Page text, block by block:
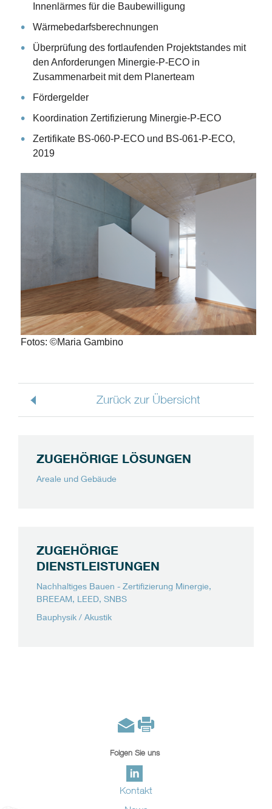
Innenlärmes für die Baubewilligung
Wärmebedarfsberechnungen
Überprüfung des fortlaufenden Projektstandes mit
den Anforderungen Minergie-P-ECO in
Zusammenarbeit mit dem Planerteam
Fördergelder
Koordination Zertifizierung Minergie-P-ECO
Zertifikate BS-060-P-ECO und BS-061-P-ECO,
2019
Fotos: ©Maria Gambino
Zurück zur Übersicht
ZUGEHÖRIGE LÖSUNGEN
Areale und Gebäude
ZUGEHÖRIGE
DIENSTLEISTUNGEN
Nachhaltiges Bauen - Zertifizierung Minergie,
BREEAM, LEED, SNBS
Bauphysik / Akustik
Folgen Sie uns
Kontakt